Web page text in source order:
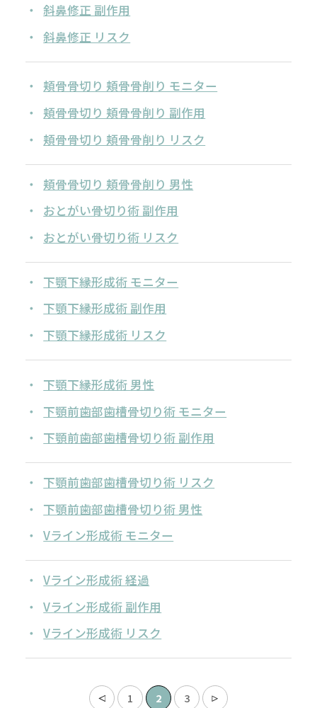
斜鼻修正 副作用
斜鼻修正 リスク
頬骨骨切り 頬骨骨削り モニター
頬骨骨切り 頬骨骨削り 副作用
頬骨骨切り 頬骨骨削り リスク
頬骨骨切り 頬骨骨削り 男性
おとがい骨切り術 副作用
おとがい骨切り術 リスク
下顎下縁形成術 モニター
下顎下縁形成術 副作用
下顎下縁形成術 リスク
下顎下縁形成術 男性
下顎前歯部歯槽骨切り術 モニター
下顎前歯部歯槽骨切り術 副作用
下顎前歯部歯槽骨切り術 リスク
下顎前歯部歯槽骨切り術 男性
Vライン形成術 モニター
Vライン形成術 経過
Vライン形成術 副作用
Vライン形成術 リスク
1 2 3